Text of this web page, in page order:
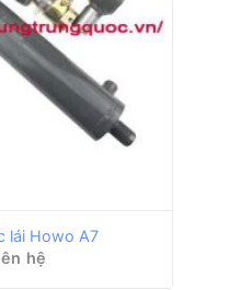
lái Howo A7
hệ